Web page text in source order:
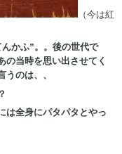
（今は紅
かふ”。。後の世代で
の当時を思い出させてく
のは、、
は全身にパタパタとやっ